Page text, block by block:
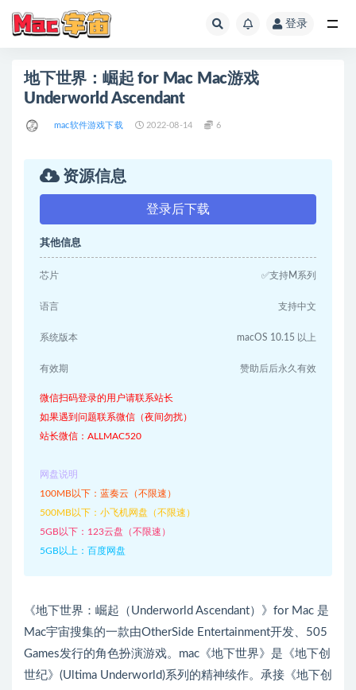
登录
地下世界：崛起 for Mac Mac游戏
Underworld Ascendant
mac软件游戏下载 2022-08-14 6
资源信息
登录后下载
其他信息
芯片 ✅支持M系列
语言 支持中文
系统版本 macOS 10.15 以上
有效期 赞助后后永久有效
微信扫码登录的用户请联系站长
如果遇到问题联系微信（夜间勿扰）
站长微信：ALLMAC520
网盘说明
100MB以下：蓝奏云（不限速）
500MB以下：小飞机网盘（不限速）
5GB以下：123云盘（不限速）
5GB以上：百度网盘
《地下世界：崛起（Underworld Ascendant）》for Mac 是
Mac宇宙搜集的一款由OtherSide Entertainment开发、505
Games发行的角色扮演游戏。mac《地下世界》是《地下创
世纪》(Ultima Underworld)系列的精神续作。承接《地下创